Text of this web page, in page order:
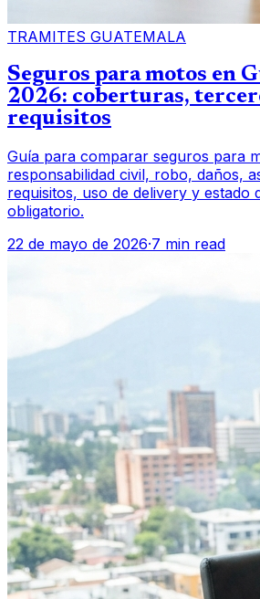
TRAMITES GUATEMALA
Seguros para motos en
2026: coberturas,
requisitos
Guía para comparar seguros para
responsabilidad civil, robo, daños,
requisitos, uso de delivery y estado
obligatorio.
22 de mayo de 2026·7 min read